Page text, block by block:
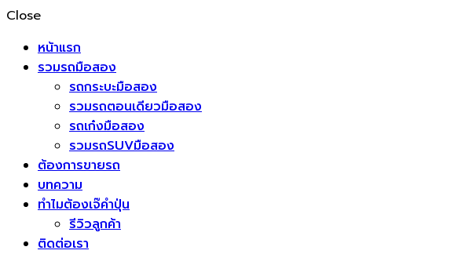
Close
หน้าแรก
รวมรถมือสอง
รถกระบะมือสอง
รวมรถตอนเดียวมือสอง
รถเก๋งมือสอง
รวมรถSUVมือสอง
ต้องการขายรถ
บทความ
ทำไมต้องเจ๊คำปุ่น
รีวิวลูกค้า
ติดต่อเรา